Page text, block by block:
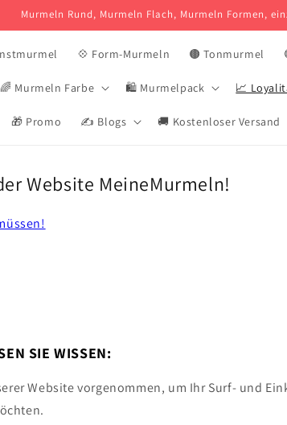
Murmeln Rund, Murmeln Flach, Murmeln Formen,
💠 Form-Murmeln 🟤 Tonmurmel
🌈 Murmeln Farbe 🛍️ Murmelpack 📈
🎁 Promo ✍️ Blogs 🚚 Kostenloser Versand
Website MeineMurmeln!
SIE WISSEN:
Website vorgenommen, um Ihr Surf- und